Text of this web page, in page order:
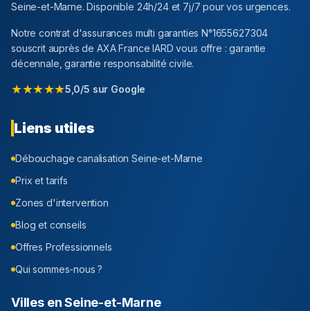
Seine-et-Marne. Disponible 24h/24 et 7j/7 pour vos urgences.
Notre contrat d'assurances multi garanties N°1655627304
souscrit auprès de AXA France IARD vous offre : garantie
décennale, garantie responsabilité civile.
★★★★★5,0/5 sur Google
Liens utiles
Débouchage canalisationSeine-et-Marne
Prix et tarifs
Zones d'intervention
Blog et conseils
Offres Professionnels
Qui sommes-nous ?
Villes enSeine-et-Marne